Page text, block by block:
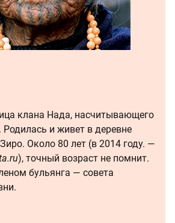
клана Нада, насчитывающего
Родилась и живет в деревне
Около 80 лет (в 2014 году. —
), точный возраст не помнит.
бульянга — совета